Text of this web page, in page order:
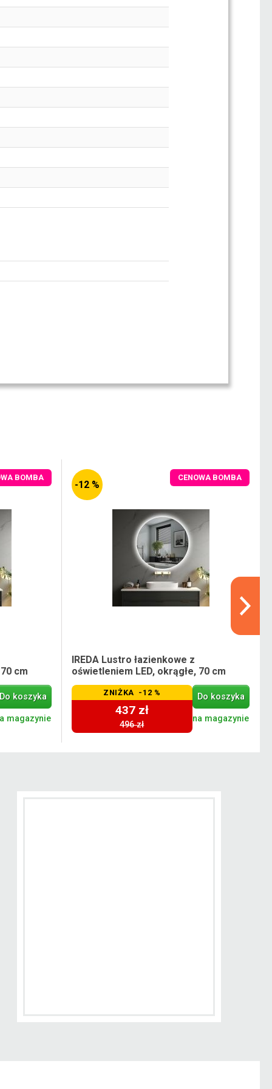
BOMBA
cm
koszyka
magazynie
-12 %
CENOWA BOMBA
IREDA Lustro łazienkowe z
oświetleniem LED, okrągłe, 70 cm
ZNIŻKA -12 %
437 zł
496 zł
Do koszyka
na magazynie